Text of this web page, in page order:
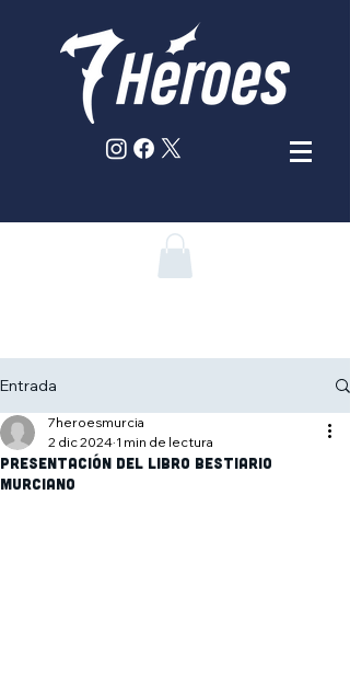
Entrada
Presentación del libro BESTIARIO
MURCIANO
7heroesmurcia
2 dic 2024 1 min de lectura